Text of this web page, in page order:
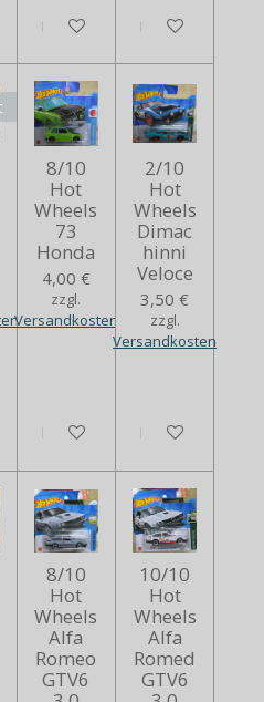
Bei Verfügbarkeit
In den
benachrichtigen
8/10
Hot
Wheels
73
Honda
4,00 €
zzgl.
Versandkosten
In den Warenkorb
2/10
Hot
Wheels
Dimac
hinni
Veloce
3,50 €
zzgl.
Versandkosten
In den
8/10
Hot
Wheels
Alfa
Romeo
GTV6
10/10
Hot
Wheels
Alfa
Romed
GTV6